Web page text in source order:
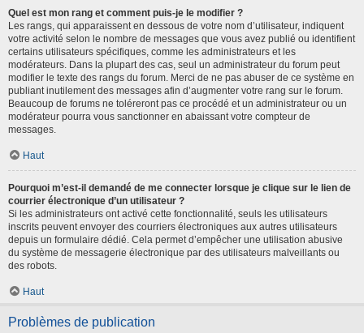
Quel est mon rang et comment puis-je le modifier ?
Les rangs, qui apparaissent en dessous de votre nom d’utilisateur, indiquent
votre activité selon le nombre de messages que vous avez publié ou identifient
certains utilisateurs spécifiques, comme les administrateurs et les
modérateurs. Dans la plupart des cas, seul un administrateur du forum peut
modifier le texte des rangs du forum. Merci de ne pas abuser de ce système en
publiant inutilement des messages afin d’augmenter votre rang sur le forum.
Beaucoup de forums ne toléreront pas ce procédé et un administrateur ou un
modérateur pourra vous sanctionner en abaissant votre compteur de
messages.
Haut
Pourquoi m’est-il demandé de me connecter lorsque je clique sur le lien de
courrier électronique d’un utilisateur ?
Si les administrateurs ont activé cette fonctionnalité, seuls les utilisateurs
inscrits peuvent envoyer des courriers électroniques aux autres utilisateurs
depuis un formulaire dédié. Cela permet d’empêcher une utilisation abusive
du système de messagerie électronique par des utilisateurs malveillants ou
des robots.
Haut
Problèmes de publication